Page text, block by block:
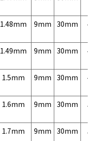
1.48mm 9mm 30mm
1.49mm 9mm 30mm
1.5mm 9mm 30mm
1.6mm 9mm 30mm
1.7mm 9mm 30mm